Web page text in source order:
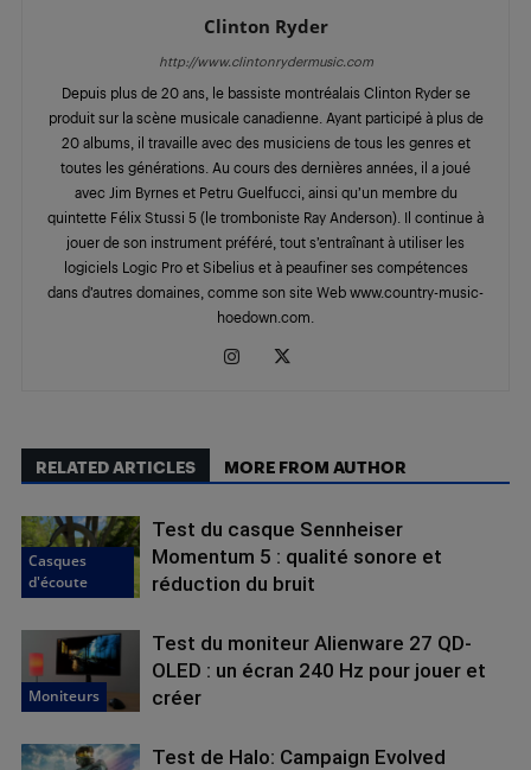
Clinton Ryder
http://www.clintonrydermusic.com
Depuis plus de 20 ans, le bassiste montréalais Clinton Ryder se
produit sur la scène musicale canadienne. Ayant participé à plus de
20 albums, il travaille avec des musiciens de tous les genres et
toutes les générations. Au cours des dernières années, il a joué
avec Jim Byrnes et Petru Guelfucci, ainsi qu’un membre du
quintette Félix Stussi 5 (le tromboniste Ray Anderson). Il continue à
jouer de son instrument préféré, tout s’entraînant à utiliser les
logiciels Logic Pro et Sibelius et à peaufiner ses compétences
dans d’autres domaines, comme son site Web www.country-music-
hoedown.com.
RELATED ARTICLES MORE FROM AUTHOR
Casques
d'écoute
Test du casque Sennheiser
Momentum 5 : qualité sonore et
réduction du bruit
Moniteurs
Test du moniteur Alienware 27 QD-
OLED : un écran 240 Hz pour jouer et
créer
Test de Halo: Campaign Evolved